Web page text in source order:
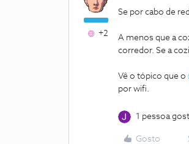
+2
Se por cabo de
A menos que a
corredor. Se a
Vê o tópico que o
por wifi.
1 pessoa
Gosto